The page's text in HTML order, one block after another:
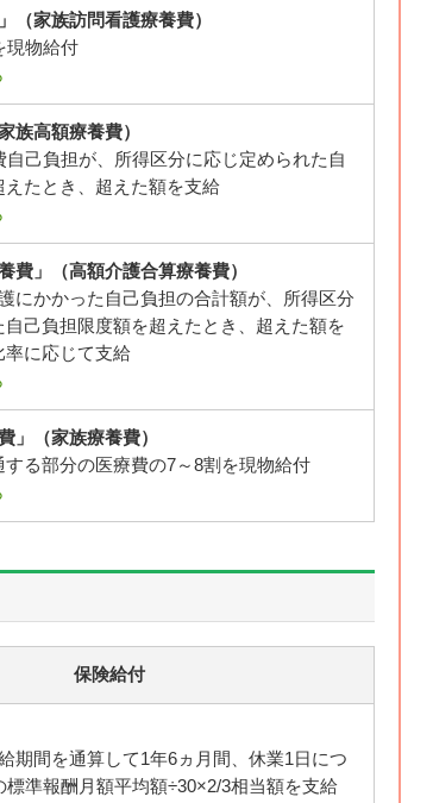
（家族訪問看護療養費）
現物給付
族高額療養費）
自己負担が、所得区分に応じ定められた自
えたとき、超えた額を支給
費」（高額介護合算療養費）
にかかった自己負担の合計額が、所得区分
自己負担限度額を超えたとき、超えた額を
率に応じて支給
」（家族療養費）
る部分の医療費の7～8割を現物給付
保険給付
期間を通算して1年6ヵ月間、休業1日につ
標準報酬月額平均額÷30×2/3相当額を支給